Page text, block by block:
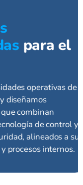
el
de
de control y
a sus
internos.